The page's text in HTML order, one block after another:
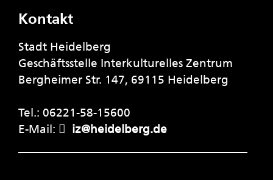
Kontakt
Stadt Heidelberg
Geschäftsstelle Interkulturelles Zentrum
Bergheimer Str. 147, 69115 Heidelberg
Tel.: 06221-58-15600
E-Mail:
iz@heidelberg.de